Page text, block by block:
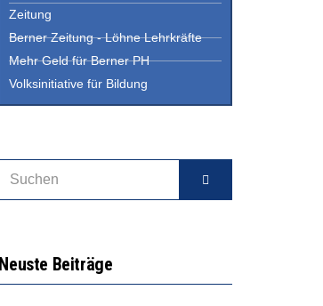
Zeitung
Berner Zeitung - Löhne Lehrkräfte
Mehr Geld für Berner PH
Volksinitiative für Bildung
Neuste Beiträge